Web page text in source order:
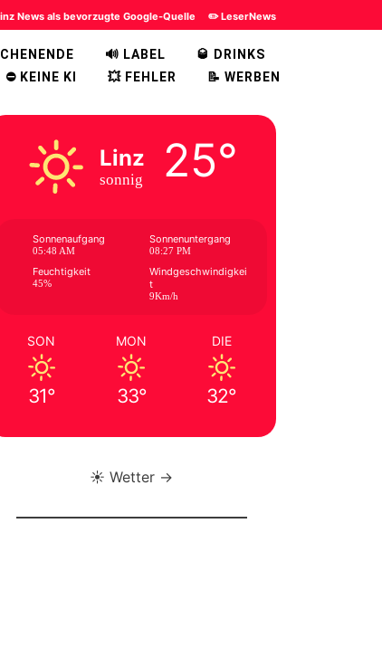
News als bevorzugte Google-Quelle ✏️ LeserNews
🔊 LABEL
🥃 DRINKS
⛔ KEINE KI 💥 FEHLER 📝 WERBEN
Linz
sonnig 25°
Sonnenaufgang
05:48 AM
Sonnenuntergang
08:27 PM
Feuchtigkeit
45%
Windgeschwindigkei
t
9Km/h
SON
31°
MON
33°
DIE
32°
☀️ Wetter →